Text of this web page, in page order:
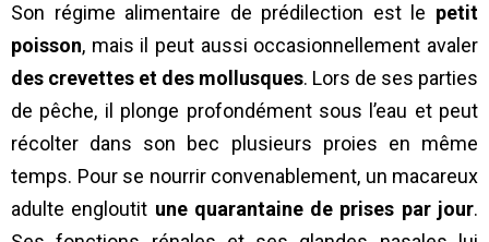
Son régime alimentaire de prédilection est le petit
poisson, mais il peut aussi occasionnellement avaler
des crevettes et des mollusques. Lors de ses parties
de pêche, il plonge profondément sous l’eau et peut
récolter dans son bec plusieurs proies en même
temps. Pour se nourrir convenablement, un macareux
adulte engloutit une quarantaine de prises par jour.